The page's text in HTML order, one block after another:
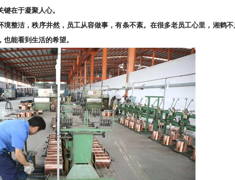
在于凝聚人心。
境整洁，秩序井然，员工从容做事，有条不紊。在很多老员工心里，湘鹤
能看到生活的希望。